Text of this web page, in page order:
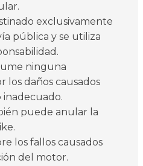
exclusivamente
pública y se utiliza
ninguna
los daños causados
inadecuado.
puede anular la
los fallos causados
del motor.